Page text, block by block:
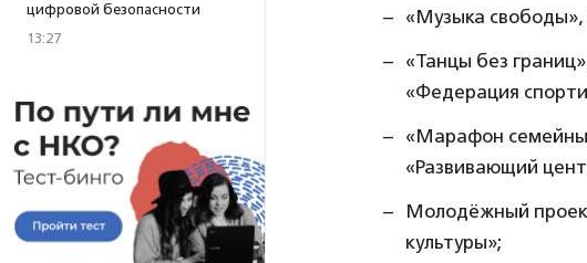
цифровой безопасности
13:27
«Музыка
«Танцы без
«Федерация
«Марафон
«Развивающий
Молодёжный
культуры»;